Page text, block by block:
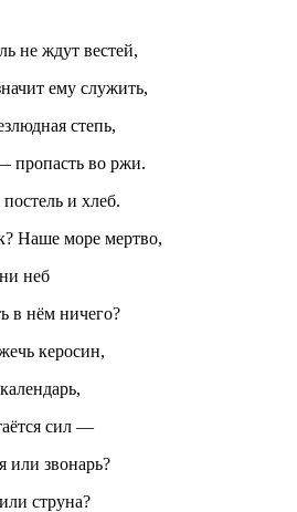
не ждут вестей,
ему служить,
степь,
пропасть во ржи.
и хлеб.
Наше море мертво,
неб
в нём ничего?
керосин,
сил —
или звонарь?
струна?